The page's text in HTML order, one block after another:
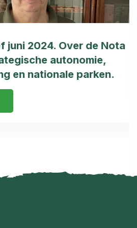
2024. Over de Nota
autonomie,
nationale parken.